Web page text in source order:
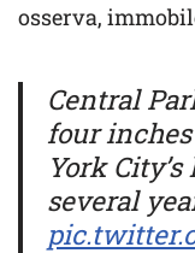
osserva,
Central
four
York
several